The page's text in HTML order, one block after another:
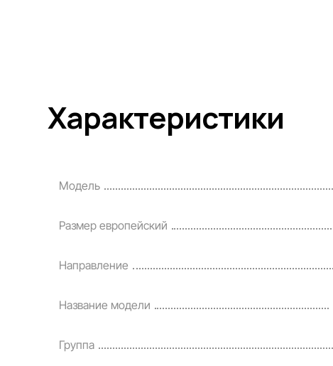
Характеристики
Модель
Размер европейский
Направление
Название модели
Группа